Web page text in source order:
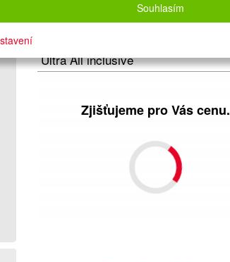
Souhlasím
2 dospělí+0 dětí
Ultra All inclusive
Zjišťujeme pro Vás cenu.